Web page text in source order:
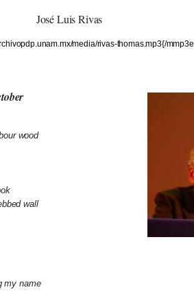
José Luis Rivas
media/rivas-thomas.mp3{/
wood
wall
my name